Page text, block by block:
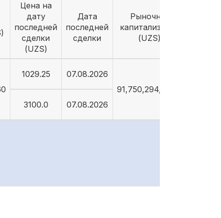
Цена на
дату
последней
сделки
(UZS)
Дата
последней
сделки
Рыночная
капитализация
(UZS)
1029.25
07.08.2026
91,750,294,264.5
3100.0 07.08.2026